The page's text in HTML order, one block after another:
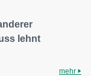
lehnt
mehr